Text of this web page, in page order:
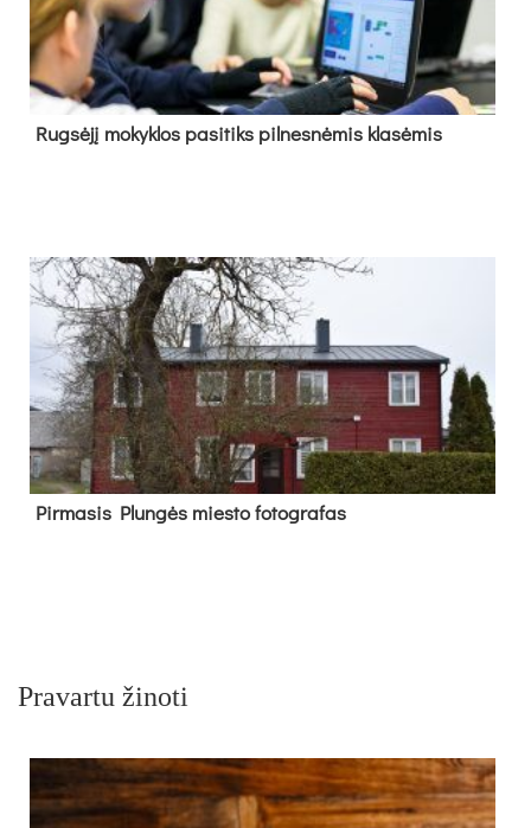
Rug­sė­jį mo­kyk­los pa­si­tiks pil­nes­nė­mis kla­sė­mis
Pir­ma­sis Plun­gės mies­to fo­tog­ra­fas
Pravartu žinoti